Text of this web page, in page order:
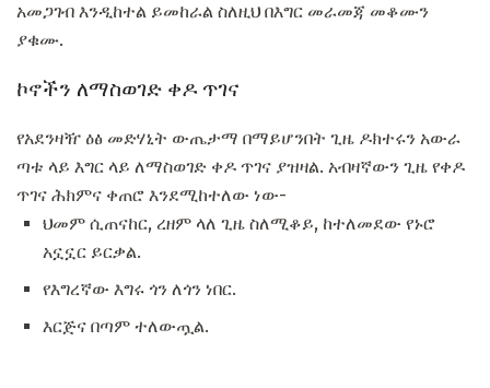
አመጋገብ እንዲከተል ይመከራል ስለዚህ በእግር መራመጃ መቆሙን
ያቁሙ.
ኮኖችን ለማስወገድ ቀዶ ጥገና
የአደንዛዥ ዕፅ መድሃኒት ውጤታማ በማይሆንበት ጊዜ ዶክተሩን አውራ
ጣቱ ላይ እግር ላይ ለማስወገድ ቀዶ ጥገና ያዝዛል. አብዛኛውን ጊዜ የቀዶ
ጥገና ሕክምና ቀጠሮ እንደሚከተለው ነው-
ህመም ሲጠናከር, ረዘም ላለ ጊዜ ስለሚቆይ, ከተለመደው የኑሮ
አኗኗር ይርቃል.
የእግረኛው እግሩ ጎን ለጎን ነበር.
እርጅና በጣም ተለውጧል.